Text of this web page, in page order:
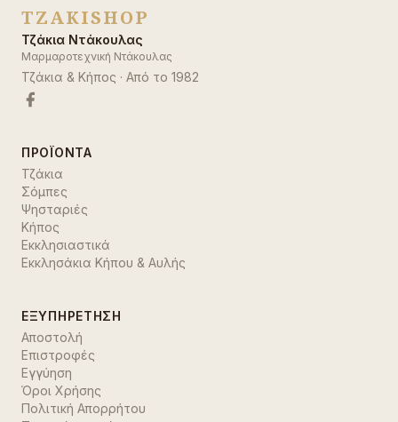
TZAKISHOP
Τζάκια Ντάκουλας
Μαρμαροτεχνική Ντάκουλας
Τζάκια & Κήπος · Από το 1982
ΠΡΟΪΌΝΤΑ
Τζάκια
Σόμπες
Ψησταριές
Κήπος
Εκκλησιαστικά
Εκκλησάκια Κήπου & Αυλής
ΕΞΥΠΗΡΈΤΗΣΗ
Αποστολή
Επιστροφές
Εγγύηση
Όροι Χρήσης
Πολιτική Απορρήτου